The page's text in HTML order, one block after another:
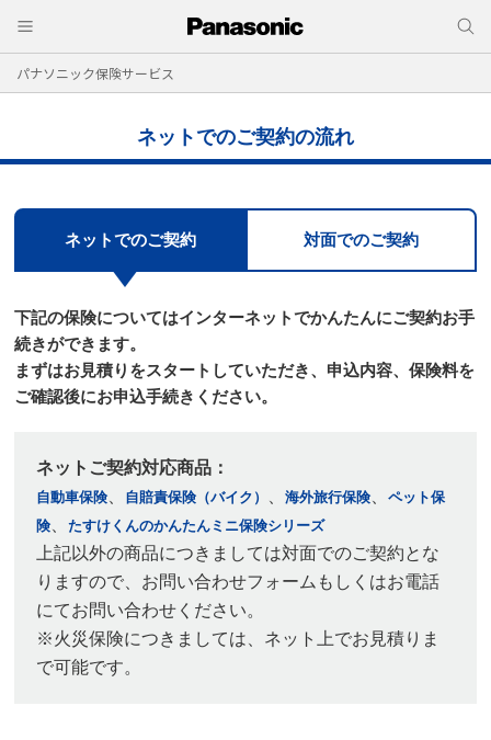
パナソニック保険サービス
ネットでのご契約の流れ
ネットでのご契約 対面でのご契約
下記の保険についてはインターネットでかんたんにご契約お手
続きができます。
まずはお⾒積りをスタートしていただき、申込内容、保険料を
ご確認後にお申込⼿続きください。
ネットご契約対応商品：
自動車保険 自賠責保険（バイク） 、海外旅行保険 、ペット保
険 、たすけくんのかんたんミニ保険シリーズ
上記以外の商品につきましては対面でのご契約とな
りますので、お問い合わせフォームもしくはお電話
にてお問い合わせください。
※火災保険につきましては、ネット上でお見積りま
で可能です。